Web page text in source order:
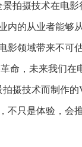
拍摄技术在电影
内的从业者能够
影领域带来不可
命，未来我们在
拍摄技术而制作
不只是体验，会